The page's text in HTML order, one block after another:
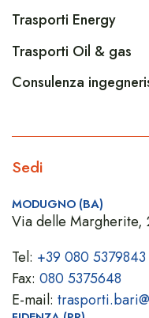
Trasporti Energy
Trasporti Oil & gas
Consulenza
Sedi
MODUGNO (BA)
Via delle Margherite,
Tel: +39 080 5379843
Fax: 080 5375648
E-mail: